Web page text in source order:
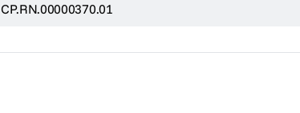
CP.RN.00000370.01